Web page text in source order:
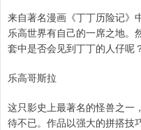
来自著名漫画《丁丁历险记》
乐高世界有自己的一席之地。
套中是否会见到丁丁的人仔呢
乐高哥斯拉
这只影史上最著名的怪兽之一
待不已。作品以强大的拼搭技